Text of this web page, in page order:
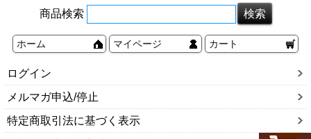
商品検索
ホーム マイページ カート
ログイン
メルマガ申込/停止
特定商取引法に基づく表示